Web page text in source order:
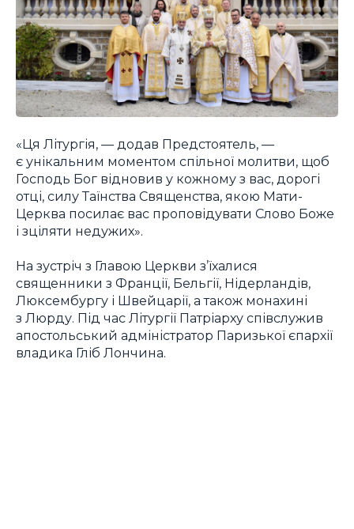
«Ця Літургія, — додав Предстоятель, —
є унікальним моментом спільної молитви, щоб
Господь Бог відновив у кожному з вас, дорогі
отці, силу Таїнства Священства, якою Мати-
Церква посилає вас проповідувати Слово Боже
і зціляти недужих».
На зустріч з Главою Церкви з’їхалися
священники з Франції, Бельгії, Нідерландів,
Люксембургу і Швейцарії, а також монахині
з Люрду. Під час Літургії Патріарху співслужив
апостольський адміністратор Паризької єпархії
владика Гліб Лончина.